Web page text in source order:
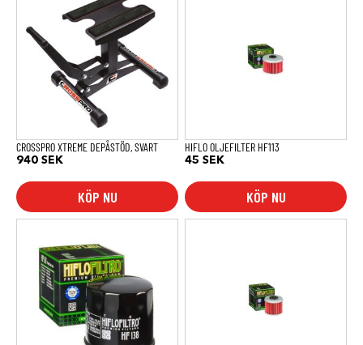
CROSSPRO XTREME DEPÅSTÖD, SVART
940 SEK
KÖP NU
HIFLO OLJEFILTER HF113
45 SEK
KÖP NU